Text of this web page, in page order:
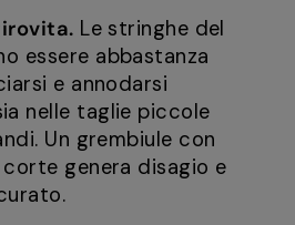
Le stringhe del
essere abbastanza
e annodarsi
nelle taglie piccole
Un grembiule con
genera disagio e